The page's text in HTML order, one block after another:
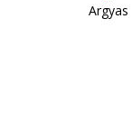
Argyas